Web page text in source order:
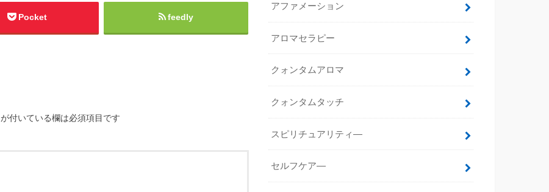
Pocket feedly
が付いている欄は必須項目です
アファメーション
アロマセラピー
クォンタムアロマ
クォンタムタッチ
スピリチュアリティ―
セルフケア―